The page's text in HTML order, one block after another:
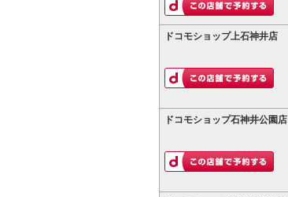
ドコモショップ上石神井店
ドコモショップ石神井公園店